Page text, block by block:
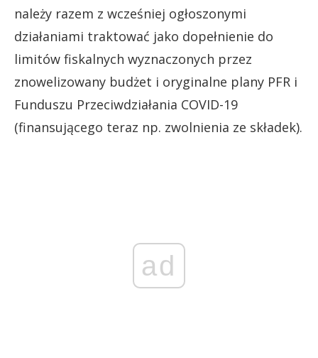
należy razem z wcześniej ogłoszonymi
działaniami traktować jako dopełnienie do
limitów fiskalnych wyznaczonych przez
znowelizowany budżet i oryginalne plany PFR i
Funduszu Przeciwdziałania COVID-19
(finansującego teraz np. zwolnienia ze składek).
ad